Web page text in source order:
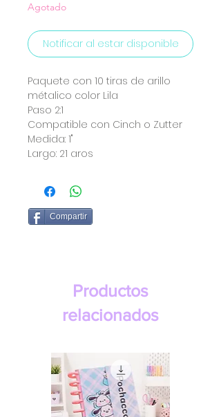
Agotado
Notificar al estar disponible
Paquete con 10 tiras de arillo
métalico color Lila
Paso 2:1
Compatible con Cinch o Zutter
Medida: 1"
Largo: 21 aros
Compartir
Productos
relacionados